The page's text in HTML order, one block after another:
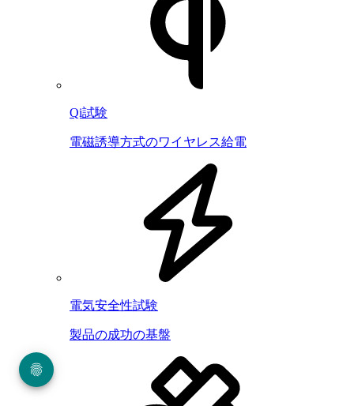
Qi試験
電磁誘導方式のワイヤレス給電
電気安全性試験
製品の成功の基盤